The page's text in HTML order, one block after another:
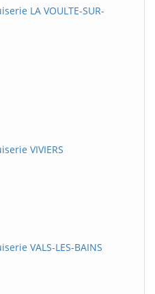
LA VOULTE-SUR-
VIVIERS
VALS-LES-BAINS